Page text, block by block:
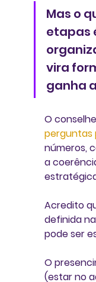
Mas o
etapas
vira
ganha
O
perguntas
números,
a
Acredito
definida
pode ser
O
(estar no